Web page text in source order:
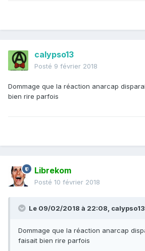
calypso13
Posté 9 février 2018
Dommage que la réaction anarcap
bien rire parfois
Librekom
Posté 10 février 2018
Le 09/02/2018 à 22:08, calypso13
Dommage que la réaction anarcap
faisait bien rire parfois